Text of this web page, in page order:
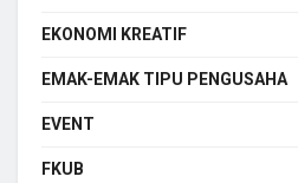
EKONOMI KREATIF
EMAK-EMAK TIPU PENGUSAHA
EVENT
FKUB